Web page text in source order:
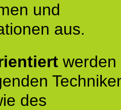
und
aus.
werden
des